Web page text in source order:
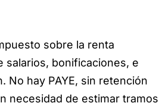
sobre la renta
salarios, bonificaciones, e
No hay PAYE, sin retención
necesidad de estimar tramos